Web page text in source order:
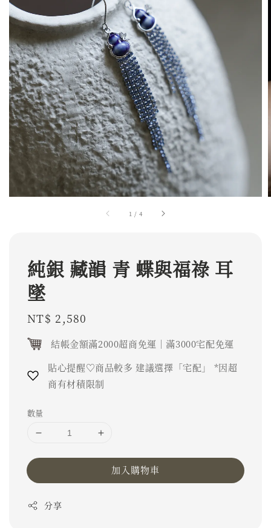
1 / 4
純銀 藏韻 青 蝶與福祿 耳
墜
Regular
price
NT$ 2,580
結帳金額滿2000超商免運｜滿3000宅配免運
貼心提醒♡商品較多 建議選擇「宅配」 *因超
商有材積限制
數量
加入購物車
分享